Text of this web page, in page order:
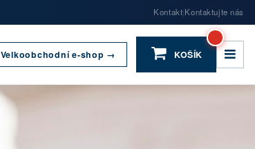
Kontakt|Kontaktujte nás
Velkoobchodní e-shop → KOŠÍK